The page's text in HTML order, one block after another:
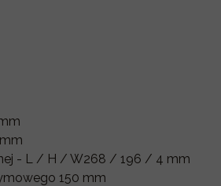
- L / H / W268 / 196 / 4 mm
150 mm